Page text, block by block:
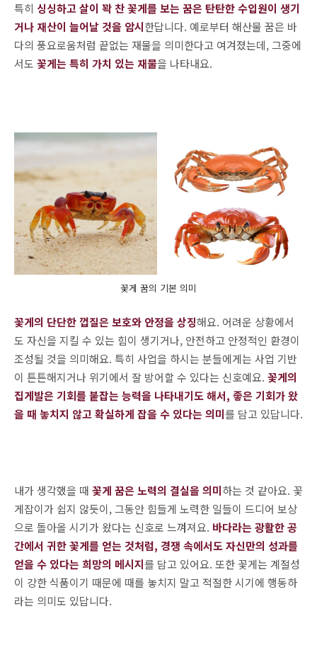
특히 싱싱하고 살이 꽉 찬 꽃게를 보는 꿈은 탄탄한 수입원이 생기
거나 재산이 늘어날 것을 암시한답니다. 예로부터 해산물 꿈은 바
다의 풍요로움처럼 끝없는 재물을 의미한다고 여겨졌는데, 그중에
서도 꽃게는 특히 가치 있는 재물을 나타내요.
꽃게 꿈의 기본 의미
꽃게의 단단한 껍질은 보호와 안정을 상징해요. 어려운 상황에서
도 자신을 지킬 수 있는 힘이 생기거나, 안전하고 안정적인 환경이
조성될 것을 의미해요. 특히 사업을 하시는 분들에게는 사업 기반
이 튼튼해지거나 위기에서 잘 방어할 수 있다는 신호예요. 꽃게의
집게발은 기회를 붙잡는 능력을 나타내기도 해서, 좋은 기회가 왔
을 때 놓치지 않고 확실하게 잡을 수 있다는 의미를 담고 있답니다.
내가 생각했을 때 꽃게 꿈은 노력의 결실을 의미하는 것 같아요. 꽃
게잡이가 쉽지 않듯이, 그동안 힘들게 노력한 일들이 드디어 보상
으로 돌아올 시기가 왔다는 신호로 느껴져요. 바다라는 광활한 공
간에서 귀한 꽃게를 얻는 것처럼, 경쟁 속에서도 자신만의 성과를
얻을 수 있다는 희망의 메시지를 담고 있어요. 또한 꽃게는 계절성
이 강한 식품이기 때문에 때를 놓치지 말고 적절한 시기에 행동하
라는 의미도 있답니다.